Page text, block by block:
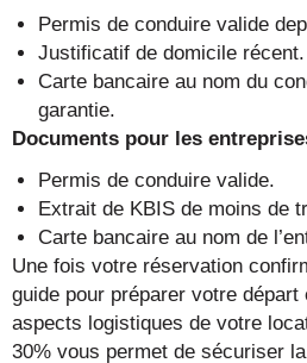
Permis de conduire valide
Justificatif de domicile récent.
Carte bancaire au nom du
garantie.
Documents pour les
Permis de conduire valide.
Extrait de KBIS de moins de
Carte bancaire au nom de
Une fois votre réservation
guide pour préparer votre
aspects logistiques de votre
30% vous permet de sécuriser